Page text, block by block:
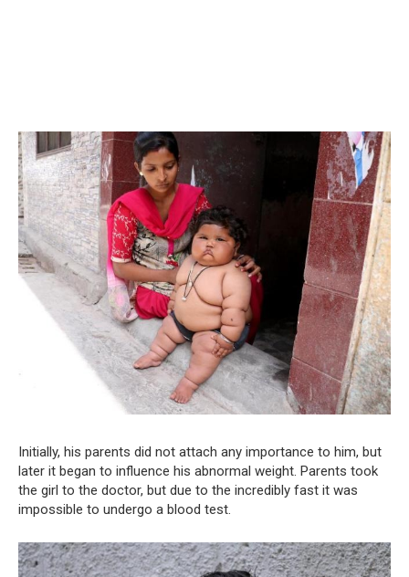
Initially, his parents did not attach any importance to him, but
later it began to influence his abnormal weight. Parents took
the girl to the doctor, but due to the incredibly fast it was
impossible to undergo a blood test.